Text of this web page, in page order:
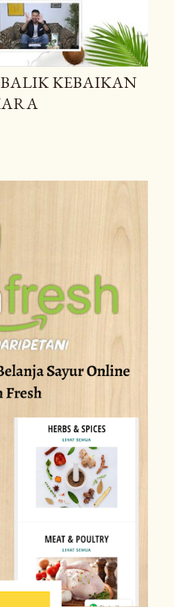
KEBAIKAN